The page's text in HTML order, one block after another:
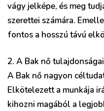
vágy jelképe, és meg
szerettei számára.
fontos a hosszú távú
2. A Bak nő
A Bak nő nagyon
Elkötelezett a munkája
kihozni magából a